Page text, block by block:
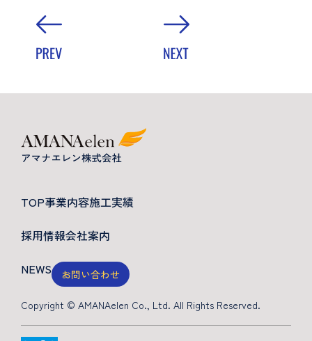
TOP事業内容施工実績
採用情報会社案内
NEWS
お問い合わせ
Copyright © AMANAelen Co., Ltd. All Rights Reserved.